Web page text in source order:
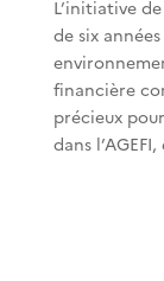
L’initiative
de six
financière
précieux
dans